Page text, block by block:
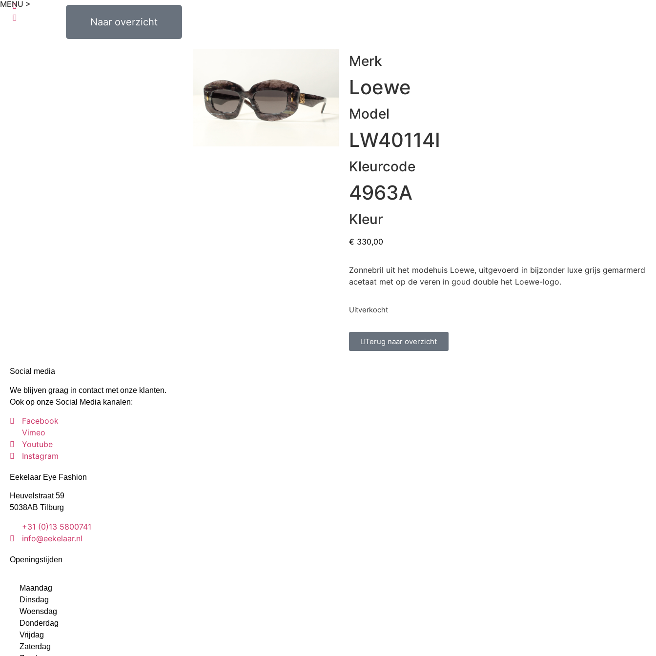
MENU >
Naar overzicht
0,00
Merk
Loewe
Model
LW40114I
Kleurcode
4963A
Kleur
€ 330,00
Zonnebril uit het modehuis Loewe, uitgevoerd in bijzonder luxe grijs gemarmerd
acetaat met op de veren in goud double het Loewe-logo.
Uitverkocht
Terug naar overzicht
Social media
We blijven graag in contact met onze klanten.
Ook op onze Social Media kanalen:
Facebook
Vimeo
Youtube
Instagram
Eekelaar Eye Fashion
Heuvelstraat 59
5038AB Tilburg
+31 (0)13 5800741
info@eekelaar.nl
Openingstijden
Maandag
Dinsdag
Woensdag
Donderdag
Vrijdag
Zaterdag